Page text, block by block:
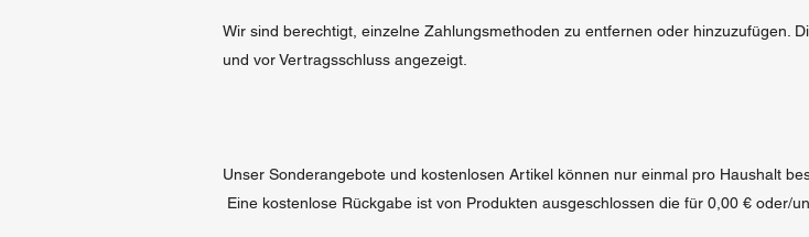
Wir sind berechtigt, einzelne Zahlungsmethoden zu entfernen oder hinzuzufügen.
und vor Vertragsschluss angezeigt.
Unser Sonderangebote und kostenlosen Artikel können nur einmal pro Haushalt
Eine kostenlose Rückgabe ist von Produkten ausgeschlossen die für 0,00 € oder/